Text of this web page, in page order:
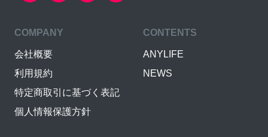
COMPANY
会社概要
利用規約
特定商取引に基づく表記
個人情報保護方針
CONTENTS
ANYLIFE
NEWS